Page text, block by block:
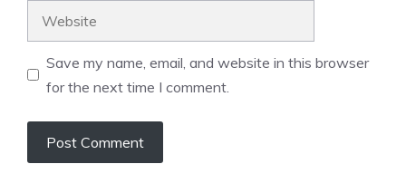
Save my name, email, and website in this browser
for the next time I comment.